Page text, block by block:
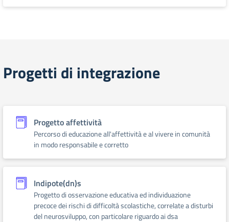
Progetti di integrazione
Progetto affettività
Percorso di educazione all'affettività e al vivere in comunità
in modo responsabile e corretto
Indipote(dn)s
Progetto di osservazione educativa ed individuazione
precoce dei rischi di difficoltà scolastiche, correlate a disturbi
del neurosviluppo, con particolare riguardo ai dsa